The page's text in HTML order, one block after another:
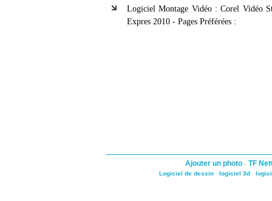
Logiciel Montage Vidéo : Corel Vidéo
Expres 2010 - Pages Préférées :
Ajouter un photo - TF
Logiciel de dessin - logiciel 3d -